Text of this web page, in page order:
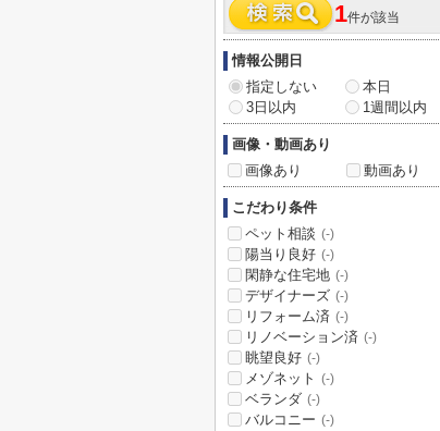
1件が該当
情報公開日
指定しない
本日
3日以内
1週間以内
画像・動画あり
画像あり
動画あり
こだわり条件
ペット相談 (-)
陽当り良好 (-)
閑静な住宅地 (-)
デザイナーズ (-)
リフォーム済 (-)
リノベーション済 (-)
眺望良好 (-)
メゾネット (-)
ベランダ (-)
バルコニー (-)